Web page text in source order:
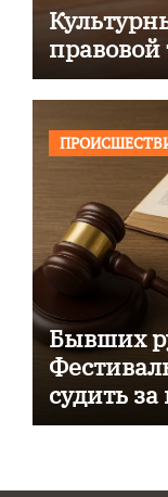
правовой
Бывших
судить